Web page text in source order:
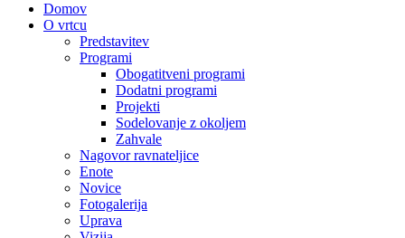
Domov
O vrtcu
Predstavitev
Programi
Obogatitveni programi
Dodatni programi
Projekti
Sodelovanje z okoljem
Zahvale
Nagovor ravnateljice
Enote
Novice
Fotogalerija
Uprava